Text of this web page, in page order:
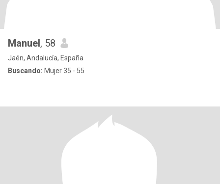
Manuel, 58
Jaén, Andalucía, España
Buscando: Mujer 35 - 55